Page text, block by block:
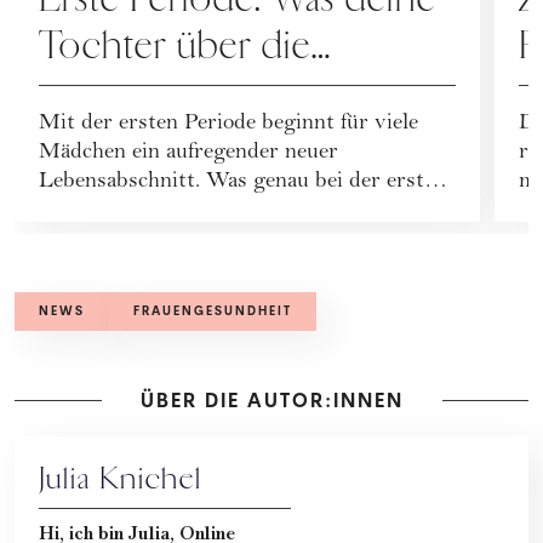
Tochter über die
Menstruation wissen
sollte
Mit der ersten Periode beginnt für viele
Mädchen ein aufregender neuer
Lebensabschnitt. Was genau bei der ersten
NEWS FRAUENGESUNDHEIT
ÜBER DIE AUTOR:INNEN
Julia Knichel
Hi, ich bin Julia, Online